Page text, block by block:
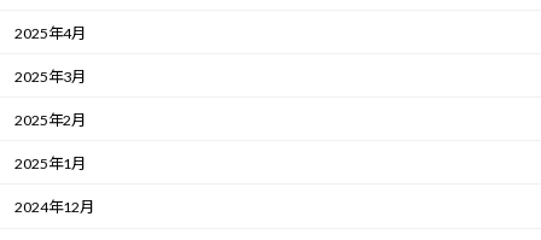
2025年4月
2025年3月
2025年2月
2025年1月
2024年12月